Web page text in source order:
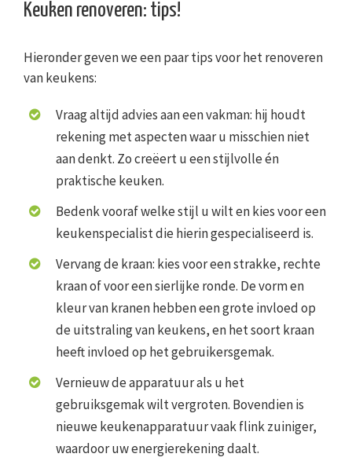
Keuken renoveren: tips!
Hieronder geven we een paar tips voor het renoveren
van keukens:
Vraag altijd advies aan een vakman: hij houdt
rekening met aspecten waar u misschien niet
aan denkt. Zo creëert u een stijlvolle én
praktische keuken.
Bedenk vooraf welke stijl u wilt en kies voor een
keukenspecialist die hierin gespecialiseerd is.
Vervang de kraan: kies voor een strakke, rechte
kraan of voor een sierlijke ronde. De vorm en
kleur van kranen hebben een grote invloed op
de uitstraling van keukens, en het soort kraan
heeft invloed op het gebruikersgemak.
Vernieuw de apparatuur als u het
gebruiksgemak wilt vergroten. Bovendien is
nieuwe keukenapparatuur vaak flink zuiniger,
waardoor uw energierekening daalt.